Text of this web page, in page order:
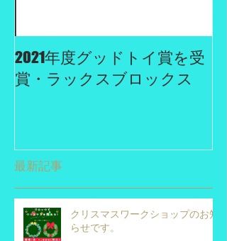
2021年度グッドトイ賞を受
賞・ラックスブロックス
最新記事
クリスマスワークショップのお知
らせです。